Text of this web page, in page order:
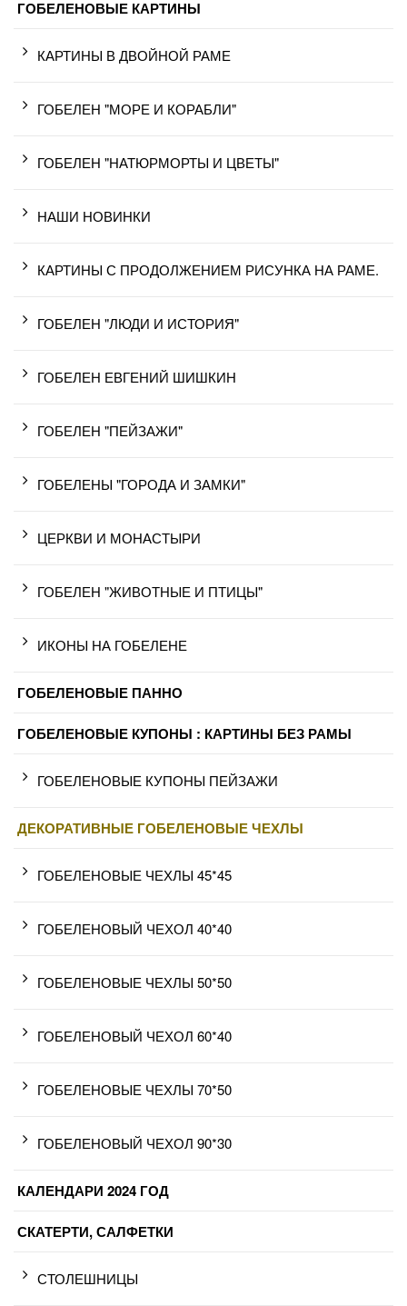
ГОБЕЛЕНОВЫЕ КАРТИНЫ
КАРТИНЫ В ДВОЙНОЙ РАМЕ
ГОБЕЛЕН "МОРЕ И КОРАБЛИ"
ГОБЕЛЕН "НАТЮРМОРТЫ И ЦВЕТЫ"
НАШИ НОВИНКИ
КАРТИНЫ С ПРОДОЛЖЕНИЕМ РИСУНКА НА РАМЕ.
ГОБЕЛЕН "ЛЮДИ И ИСТОРИЯ"
ГОБЕЛЕН ЕВГЕНИЙ ШИШКИН
ГОБЕЛЕН "ПЕЙЗАЖИ"
ГОБЕЛЕНЫ "ГОРОДА И ЗАМКИ"
ЦЕРКВИ И МОНАСТЫРИ
ГОБЕЛЕН "ЖИВОТНЫЕ И ПТИЦЫ"
ИКОНЫ НА ГОБЕЛЕНЕ
ГОБЕЛЕНОВЫЕ ПАННО
ГОБЕЛЕНОВЫЕ КУПОНЫ : КАРТИНЫ БЕЗ РАМЫ
ГОБЕЛЕНОВЫЕ КУПОНЫ ПЕЙЗАЖИ
ДЕКОРАТИВНЫЕ ГОБЕЛЕНОВЫЕ ЧЕХЛЫ
ГОБЕЛЕНОВЫЕ ЧЕХЛЫ 45*45
ГОБЕЛЕНОВЫЙ ЧЕХОЛ 40*40
ГОБЕЛЕНОВЫЕ ЧЕХЛЫ 50*50
ГОБЕЛЕНОВЫЙ ЧЕХОЛ 60*40
ГОБЕЛЕНОВЫЕ ЧЕХЛЫ 70*50
ГОБЕЛЕНОВЫЙ ЧЕХОЛ 90*30
КАЛЕНДАРИ 2024 ГОД
СКАТЕРТИ, САЛФЕТКИ
СТОЛЕШНИЦЫ